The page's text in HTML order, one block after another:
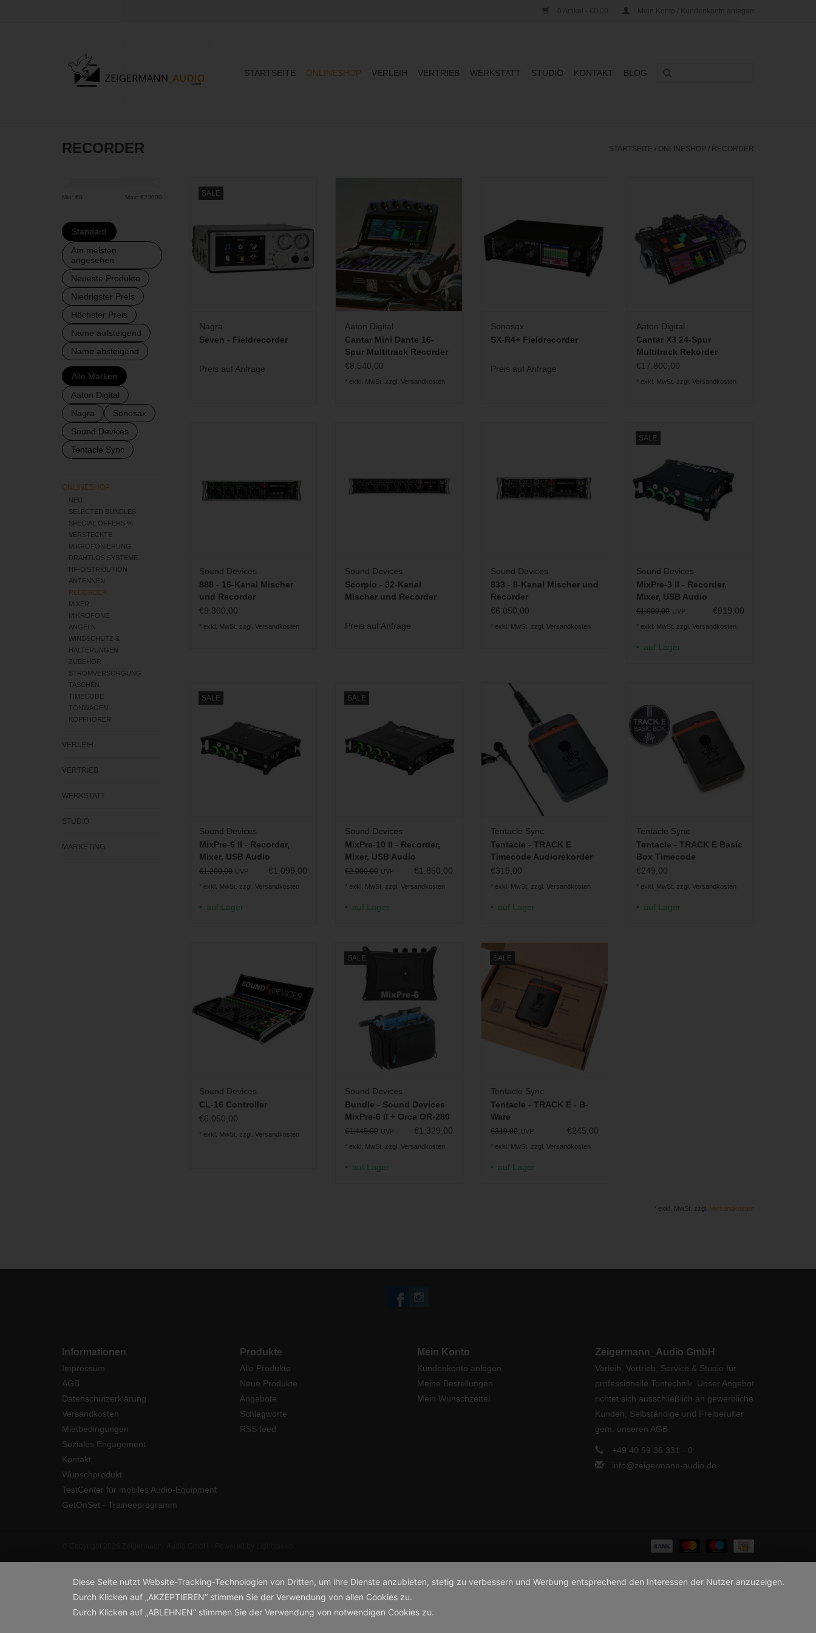
0 Artikel - €0,00 Mein Konto / Kundenkonto anlegen
STARTSEITE ONLINESHOP VERLEIH VERTRIEB WERKSTATT STUDIO KONTAKT BLOG
RECORDER STARTSEITE / ONLINESHOP / RECORDER
Min: € 0 Max: €20000
Standard
Am meisten
angesehen
Neueste Produkte
Niedrigster Preis
Höchster Preis
Name aufsteigend
Name absteigend
Alle Marken
Aaton Digital
Nagra
Sonosax
Sound Devices
Tentacle Sync
ONLINESHOP
NEU
SELECTED BUNDLES
SPECIAL OFFERS %
VERSTECKTE
MIKROFONIERUNG
DRAHTLOS SYSTEME
HF-DISTRIBUTION
ANTENNEN
RECORDER
MIXER
MIKROFONE
ANGELN
WINDSCHUTZ &
HALTERUNGEN
ZUBEHÖR
STROMVERSORGUNG
TASCHEN
TIMECODE
TONWAGEN
KOPFHÖRER
VERLEIH
VERTRIEB
WERKSTATT
STUDIO
MARKETING
SALE
analogen Aufnahmekanälen und
PREIS ANFRAGEN
Nagra
Seven - Fieldrecorder
Preis auf Anfrage
ZUM WARENKORB HINZUFÜGEN
Aaton Digital
Cantar Mini Dante 16-
Spur Multitrack Recorder
€8.540,00
* exkl. MwSt. zzgl. Versandkosten
modularen
Erweiterungsmöglichkeiten
PREIS ANFRAGEN
Sonosax
SX-R4+ Fieldrecorder
Preis auf Anfrage
Audinate™ Audio Network
ZUM WARENKORB HINZUFÜGEN
Aaton Digital
Cantar X3 24-Spur
Multitrack Rekorder
€17.800,00
* exkl. MwSt. zzgl. Versandkosten
Sound Devices
888 - 16-Kanal Mischer
und Recorder
€9.300,00
* exkl. MwSt. zzgl. Versandkosten
Sound Devices
Scorpio - 32-Kanal
Mischer und Recorder
Preis auf Anfrage
Sound Devices
833 - 8-Kanal Mischer und
Recorder
€6.050,00
* exkl. MwSt. zzgl. Versandkosten
SALE
Recorder, Mixer, USB Audio
ZUM WARENKORB HINZUFÜGEN
Sound Devices
MixPre-3 II - Recorder,
Mixer, USB Audio
Interface
€1.000,00 UVP €919,00
* exkl. MwSt. zzgl. Versandkosten
auf Lager
SALE
Recorder, Mixer, USB Audio
ZUM WARENKORB HINZUFÜGEN
Sound Devices
MixPre-6 II - Recorder,
Mixer, USB Audio
Interface
€1.200,00 UVP €1.099,00
* exkl. MwSt. zzgl. Versandkosten
auf Lager
SALE
Recorder, Mixer, USB Audio
ZUM WARENKORB HINZUFÜGEN
Sound Devices
MixPre-10 II - Recorder,
Mixer, USB Audio
Interface
€2.000,00 UVP €1.850,00
* exkl. MwSt. zzgl. Versandkosten
auf Lager
Timecodefähiger SD-Karten
Audiorekorder im Pocket-Format
ZUM WARENKORB HINZUFÜGEN
Tentacle Sync
Tentacle - TRACK E
Timecode Audiorekorder
€319,00
* exkl. MwSt. zzgl. Versandkosten
auf Lager
ZUM WARENKORB HINZUFÜGEN
Tentacle Sync
Tentacle - TRACK E Basic
Box Timecode
Audiorekorder
€249,00
* exkl. MwSt. zzgl. Versandkosten
auf Lager
ZUM WARENKORB HINZUFÜGEN
Sound Devices
CL-16 Controller
€6.050,00
* exkl. MwSt. zzgl. Versandkosten
SALE
Bundle bestehend aus dem Sound
Devices MixPre-6 II USB Audio
Interface (Recorder und Mixer) und
der passenden Orca OR-280
Tasche.
ZUM WARENKORB HINZUFÜGEN
Sound Devices
Bundle - Sound Devices
MixPre-6 II + Orca OR-280
Tasche
€1.445,00 UVP €1.329,00
* exkl. MwSt. zzgl. Versandkosten
auf Lager
SALE
Audiorekorder im Pocket-Format
ZUM WARENKORB HINZUFÜGEN
Tentacle Sync
Tentacle - TRACK E - B-
Ware
€319,00 UVP €245,00
* exkl. MwSt. zzgl. Versandkosten
auf Lager
* exkl. MwSt. zzgl. Versandkosten
Informationen
Impressum
AGB
Datenschutzerklärung
Versandkosten
Mietbedingungen
Soziales Engagement
Kontakt
Wunschprodukt
TestCenter für mobiles Audio-Equipment
GetOnSet - Traineeprogramm
Produkte
Alle Produkte
Neue Produkte
Angebote
Schlagworte
RSS feed
Mein Konto
Kundenkonto anlegen
Meine Bestellungen
Mein Wunschzettel
Zeigermann_Audio GmbH
Verleih, Vertrieb, Service & Studio für
professionelle Tontechnik. Unser Angebot
richtet sich ausschließlich an gewerbliche
Kunden, Selbständige und Freiberufler
gem. unseren AGB.
+49 40 59 36 331 - 0
info@zeigermann-audio.de
Diese Seite nutzt Website-Tracking-Technologien von Dritten, um ihre Dienste anzubieten, stetig zu verbessern und Werbung entsprechend den Interessen der Nutzer anzuzeigen.
Durch Klicken auf „AKZEPTIEREN“ stimmen Sie der Verwendung von allen Cookies zu.
Durch Klicken auf „ABLEHNEN“ stimmen Sie der Verwendung von notwendigen Cookies zu.